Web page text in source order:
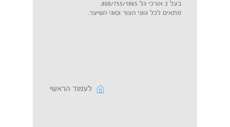
בעל 3 אורכי גל 808/755/1065.
מתאים לכל גווני העור וסוגי השיער.
לעמוד הראשי